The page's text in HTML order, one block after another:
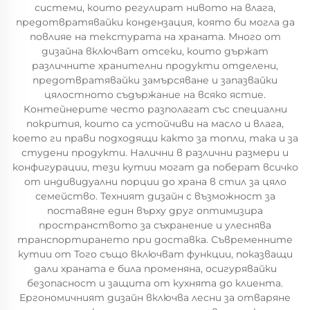
системи, които регулират нивото на влага,
предотвратявайки кондензация, която би могла да
повлияе на текстурата на храната. Много от
дизайна включват отсеки, които държат
различните хранителни продукти отделени,
предотвратявайки замърсяване и запазвайки
цялостното съдържание на всяко ястие.
Контейнерите често разполагат със специални
покрития, които са устойчиви на масло и влага,
което ги прави подходящи както за топли, така и за
студени продукти. Налични в различни размери и
конфигурации, тези кутии могат да поберат всичко
от индивидуални порции до храна в стил за цяло
семейство. Техният дизайн с възможност за
поставяне един върху друг оптимизира
пространството за съхранение и улеснява
транспортирането при доставка. Съвременните
кутии от Того също включват функции, показващи
дали храната е била променяна, осигурявайки
безопасност и защита от кухнята до клиента.
Ергономичният дизайн включва лесни за отваряне